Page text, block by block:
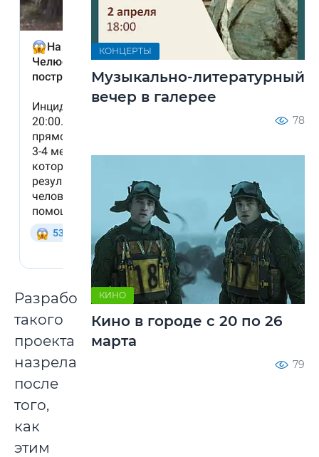
Разработка
такого
проекта
назрела
после
того,
как
этим
КОНЦЕРТЫ
Музыкально-литературный
вечер в галерее
78
КИНО
Кино в городе с 20 по 26
марта
79